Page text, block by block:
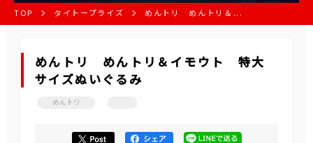
TOP タイトープライズ めんトリ めんトリ＆...
めんトリ めんトリ＆イモウト 特大
サイズぬいぐるみ
めんトリ